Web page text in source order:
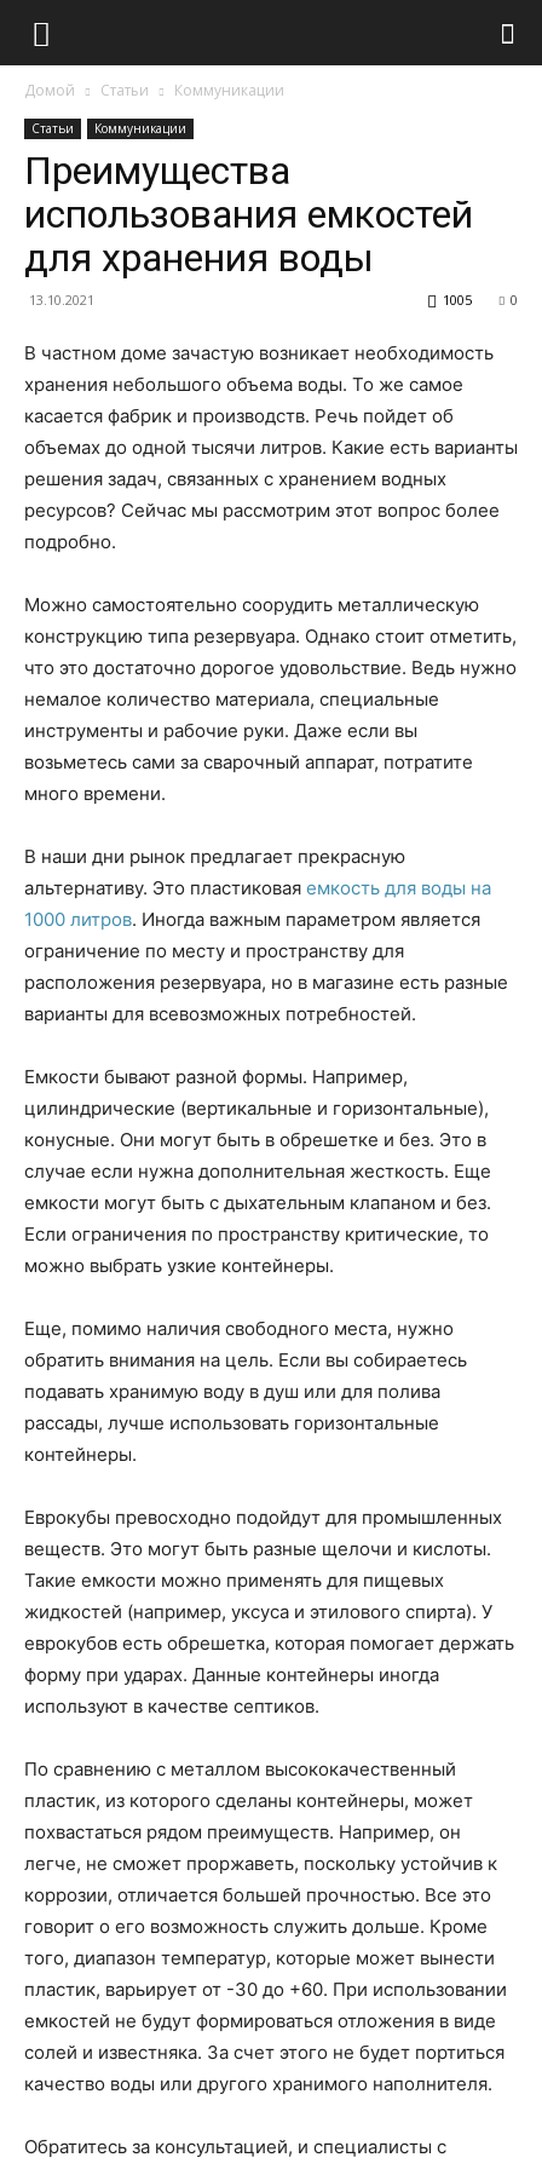
Домой Статьи Коммуникации
Статьи Коммуникации
Преимущества
использования емкостей
для хранения воды
13.10.2021 0
1005
В частном доме зачастую возникает необходимость
хранения небольшого объема воды. То же самое
касается фабрик и производств. Речь пойдет об
объемах до одной тысячи литров. Какие есть варианты
решения задач, связанных с хранением водных
ресурсов? Сейчас мы рассмотрим этот вопрос более
подробно.
Можно самостоятельно соорудить металлическую
конструкцию типа резервуара. Однако стоит отметить,
что это достаточно дорогое удовольствие. Ведь нужно
немалое количество материала, специальные
инструменты и рабочие руки. Даже если вы
возьметесь сами за сварочный аппарат, потратите
много времени.
В наши дни рынок предлагает прекрасную
альтернативу. Это пластиковая емкость для воды на
1000 литров. Иногда важным параметром является
ограничение по месту и пространству для
расположения резервуара, но в магазине есть разные
варианты для всевозможных потребностей.
Емкости бывают разной формы. Например,
цилиндрические (вертикальные и горизонтальные),
конусные. Они могут быть в обрешетке и без. Это в
случае если нужна дополнительная жесткость. Еще
емкости могут быть с дыхательным клапаном и без.
Если ограничения по пространству критические, то
можно выбрать узкие контейнеры.
Еще, помимо наличия свободного места, нужно
обратить внимания на цель. Если вы собираетесь
подавать хранимую воду в душ или для полива
рассады, лучше использовать горизонтальные
контейнеры.
Еврокубы превосходно подойдут для промышленных
веществ. Это могут быть разные щелочи и кислоты.
Такие емкости можно применять для пищевых
жидкостей (например, уксуса и этилового спирта). У
еврокубов есть обрешетка, которая помогает держать
форму при ударах. Данные контейнеры иногда
используют в качестве септиков.
По сравнению с металлом высококачественный
пластик, из которого сделаны контейнеры, может
похвастаться рядом преимуществ. Например, он
легче, не сможет проржаветь, поскольку устойчив к
коррозии, отличается большей прочностью. Все это
говорит о его возможность служить дольше. Кроме
того, диапазон температур, которые может вынести
пластик, варьирует от -30 до +60. При использовании
емкостей не будут формироваться отложения в виде
солей и известняка. За счет этого не будет портиться
качество воды или другого хранимого наполнителя.
Обратитесь за консультацией, и специалисты с